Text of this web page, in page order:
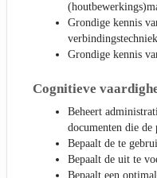
Grondige kennis
Grondige kennis
Cognitieve
Beheert
documenten die de
Bepaalt de te
Bepaalt de uit te
Bepaalt een